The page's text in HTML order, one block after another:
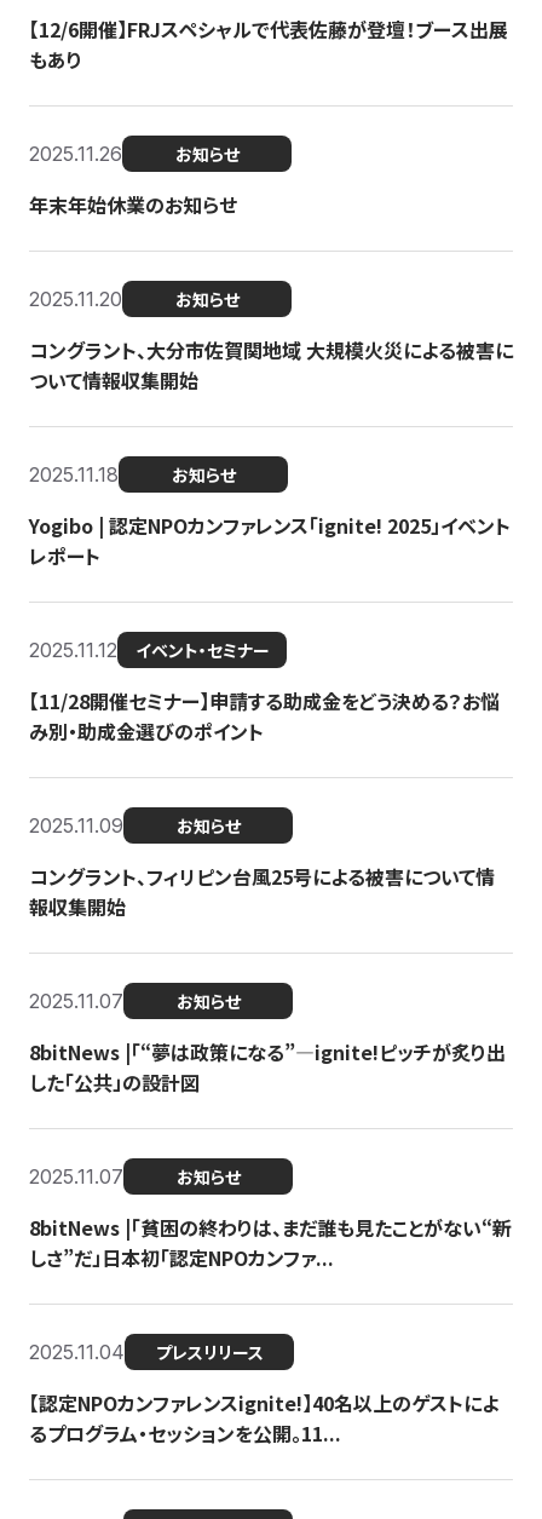
【12/6開催】FRJスペシャルで代表佐藤が登壇！ブース出展
もあり
2025.11.26 お知らせ
年末年始休業のお知らせ
2025.11.20 お知らせ
コングラント、大分市佐賀関地域 大規模火災による被害に
ついて情報収集開始
2025.11.18 お知らせ
Yogibo | 認定NPOカンファレンス「ignite! 2025」イベント
レポート
2025.11.12 イベント・セミナー
【11/28開催セミナー】申請する助成金をどう決める？お悩
み別・助成金選びのポイント
2025.11.09 お知らせ
コングラント、フィリピン台風25号による被害について情
報収集開始
2025.11.07 お知らせ
8bitNews |「“夢は政策になる”—ignite!ピッチが炙り出
した「公共」の設計図
2025.11.07 お知らせ
8bitNews |「貧困の終わりは、まだ誰も見たことがない“新
しさ”だ」日本初「認定NPOカンファ...
2025.11.04 プレスリリース
【認定NPOカンファレンスignite!】40名以上のゲストによ
るプログラム・セッションを公開。11...